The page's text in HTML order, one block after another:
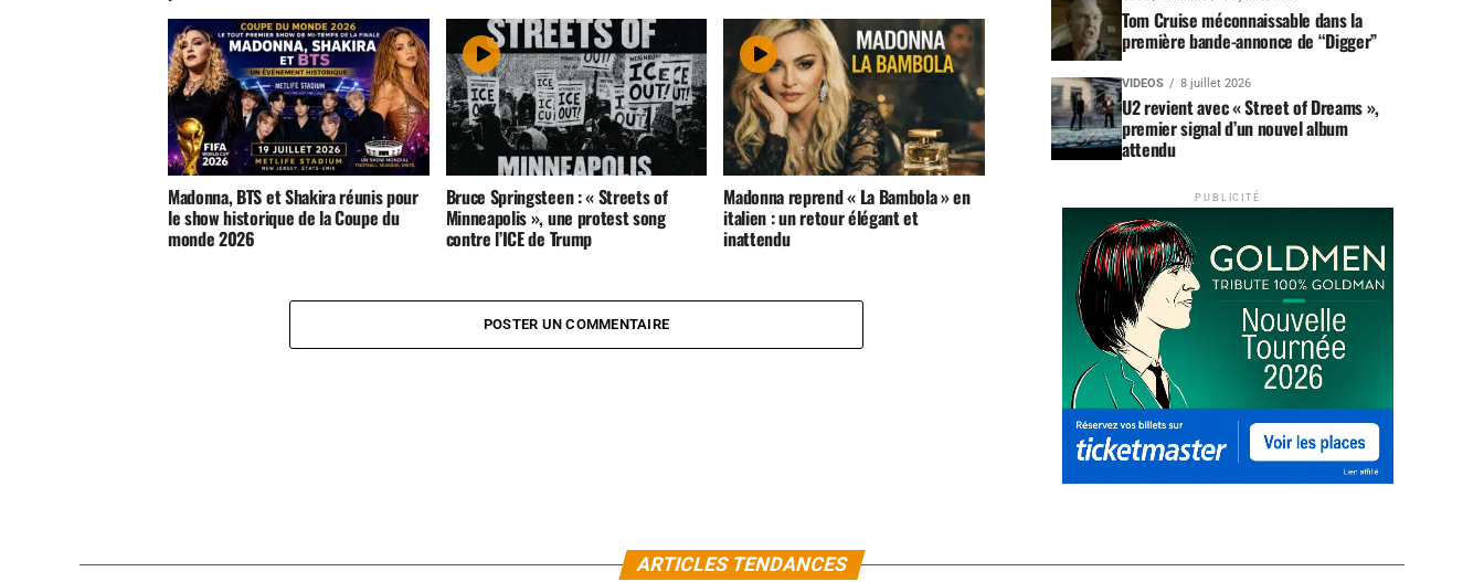
Madonna, BTS et Shakira réunis pour
le show historique de la Coupe du
monde 2026
Bruce Springsteen : « Streets of
Minneapolis », une protest song
contre l’ICE de Trump
Madonna reprend « La Bambola » en
italien : un retour élégant et
inattendu
POSTER UN COMMENTAIRE
Tom Cruise méconnaissable dans la
première bande-annonce de “Digger”
VIDEOS 8 juillet 2026
U2 revient avec « Street of Dreams »,
premier signal d’un nouvel album
attendu
PUBLICITÉ
ARTICLES TENDANCES